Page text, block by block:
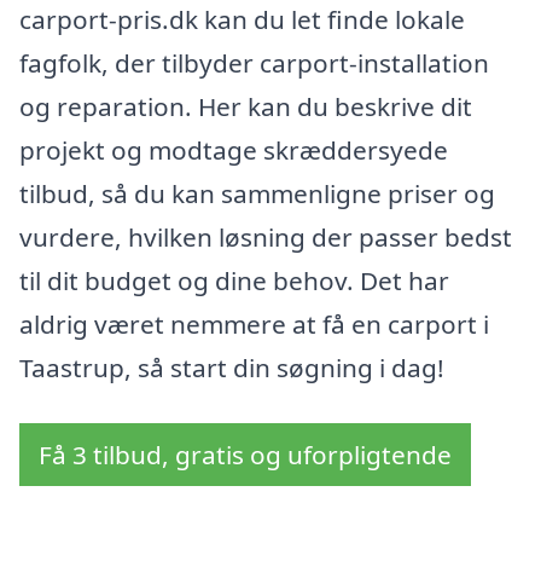
carport-pris.dk kan du let finde lokale
fagfolk, der tilbyder carport-installation
og reparation. Her kan du beskrive dit
projekt og modtage skræddersyede
tilbud, så du kan sammenligne priser og
vurdere, hvilken løsning der passer bedst
til dit budget og dine behov. Det har
aldrig været nemmere at få en carport i
Taastrup, så start din søgning i dag!
Få 3 tilbud, gratis og uforpligtende